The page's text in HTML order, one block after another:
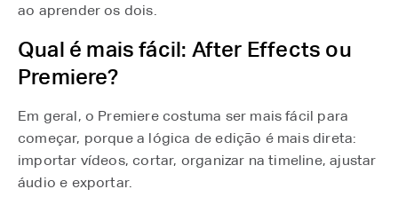
ao aprender os dois.
Qual é mais fácil: After Effects ou
Premiere?
Em geral, o Premiere costuma ser mais fácil para
começar, porque a lógica de edição é mais direta:
importar vídeos, cortar, organizar na timeline, ajustar
áudio e exportar.